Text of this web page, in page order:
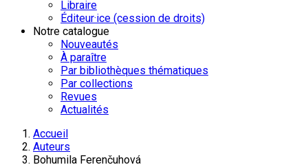
Libraire
Éditeur·ice (cession de droits)
Notre catalogue
Nouveautés
À paraître
Par bibliothèques thématiques
Par collections
Revues
Actualités
Accueil
Auteurs
Bohumila Ferenčuhová